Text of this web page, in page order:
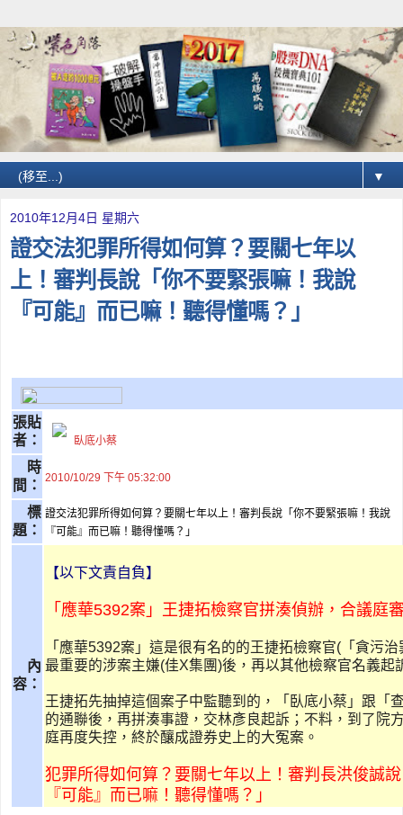
▼
2010年12月4日 星期六
證交法犯罪所得如何算？要關七年以
上！審判長說「你不要緊張嘛！我說
『可能』而已嘛！聽得懂嗎？」
張貼
者：
臥底小蔡
時
間：
2010/10/29 下午 05:32:00
標
題：
證交法犯罪所得如何算？要關七年以上！審判長說「你不要緊張嘛！我說
『可能』而已嘛！聽得懂嗎？」
內
容：
【以下文責自負】
「應華5392案」王捷拓檢察官拼湊偵辦，合議庭
「應華5392案」這是很有名的的王捷拓檢察官(「貪污
最重要的涉案主嫌(佳X集團)後，再以其他檢察官名義起
王捷拓先抽掉這個案子中監聽到的，「臥底小蔡」跟「
的通聯後，再拼湊事證，交林彥良起訴；不料，到了院
庭再度失控，終於釀成證券史上的大冤案。
犯罪所得如何算？要關七年以上！審判長洪俊誠
『可能』而已嘛！聽得懂嗎？」